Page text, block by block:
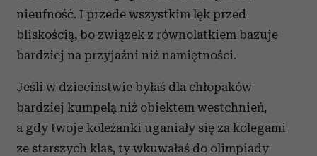
nieufność. I przede wszystkim lęk przed
bliskością, bo związek z równolatkiem bazuje
bardziej na przyjaźni niż namiętności.
Jeśli w dzieciństwie byłaś dla chłopaków
bardziej kumpelą niż obiektem westchnień,
a gdy twoje koleżanki uganiały się za kolegami
ze starszych klas, ty wkuwałaś do olimpiady